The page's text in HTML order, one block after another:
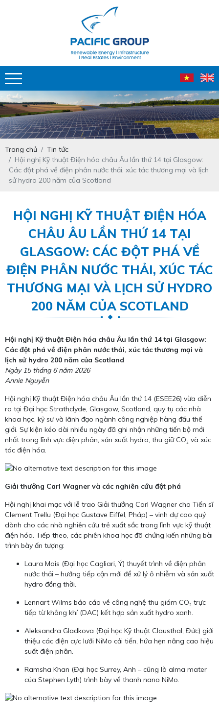
Trang chủ
Tin tức
Hội nghị Kỹ thuật Điện hóa châu Âu lần thứ 14 tại Glasgow:
Các đột phá về điện phân nước thải, xúc tác thương mại và lịch
sử hydro 200 năm của Scotland
HỘI NGHỊ KỸ THUẬT ĐIỆN HÓA
CHÂU ÂU LẦN THỨ 14 TẠI
GLASGOW: CÁC ĐỘT PHÁ VỀ
ĐIỆN PHÂN NƯỚC THẢI, XÚC TÁC
THƯƠNG MẠI VÀ LỊCH SỬ HYDRO
200 NĂM CỦA SCOTLAND
Hội nghị Kỹ thuật Điện hóa châu Âu lần thứ 14 tại Glasgow:
Các đột phá về điện phân nước thải, xúc tác thương mại và
lịch sử hydro 200 năm của Scotland
Ngày 15 tháng 6 năm 2026
Annie Nguyễn
Hội nghị Kỹ thuật Điện hóa châu Âu lần thứ 14 (ESEE26) vừa diễn
ra tại Đại học Strathclyde, Glasgow, Scotland, quy tụ các nhà
khoa học, kỹ sư và lãnh đạo ngành công nghiệp hàng đầu thế
giới. Sự kiện kéo dài nhiều ngày đã ghi nhận những tiến bộ mới
nhất trong lĩnh vực điện phân, sản xuất hydro, thu giữ CO₂ và xúc
tác điện hóa.
Giải thưởng Carl Wagner và các nghiên cứu đột phá
Hội nghị khai mạc với lễ trao Giải thưởng Carl Wagner cho Tiến sĩ
Clement Trellu (Đại học Gustave Eiffel, Pháp) – vinh dự cao quý
dành cho các nhà nghiên cứu trẻ xuất sắc trong lĩnh vực kỹ thuật
điện hóa. Tiếp theo, các phiên khoa học đã chứng kiến những bài
trình bày ấn tượng:
Laura Mais (Đại học Cagliari, Ý) thuyết trình về điện phân
nước thải – hướng tiếp cận mới để xử lý ô nhiễm và sản xuất
hydro đồng thời.
Lennart Wilms báo cáo về công nghệ thu giám CO₂ trực
tiếp từ không khí (DAC) kết hợp sản xuất hydro xanh.
Aleksandra Gladkova (Đại học Kỹ thuật Clausthal, Đức) giới
thiệu các điện cực lưới NiMo cải tiến, hứa hẹn nâng cao hiệu
suất điện phân.
Ramsha Khan (Đại học Surrey, Anh – cũng là alma mater
của Stephen Lyth) trình bày về thanh nano NiMo.